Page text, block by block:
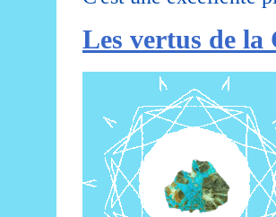
Les vertus de la